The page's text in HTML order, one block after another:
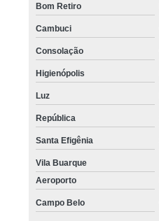
Bom Retiro
Cambuci
Consolação
Higienópolis
Luz
República
Santa Efigênia
Vila Buarque
Aeroporto
Campo Belo